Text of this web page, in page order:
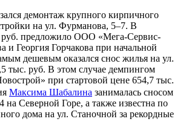
демонтаж крупного кирпичного
на ул. Фурманова, 5–7. В
руб. предложило ООО «Мега-Сервис-
и Георгия Горчакова при начальной
дешевым оказался снос жилья на ул.
тыс. руб. В этом случае демпингом
при стартовой цене 654,7 тыс.
Максима Шабалина занималась сносом
на Северной Горе, а также известна по
дома на ул. Станочной за рекордные